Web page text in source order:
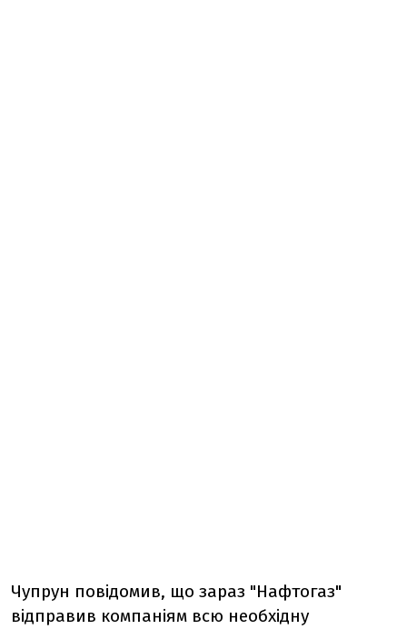
Чупрун повідомив, що зараз "Нафтогаз"
відправив компаніям всю необхідну